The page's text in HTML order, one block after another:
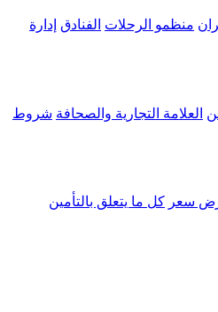
منظمو الرحلات الفنادق إدارة
العلامة التجارية والصحافة شروط
سعر كل ما يتعلق بالتأمين